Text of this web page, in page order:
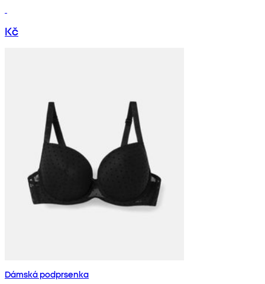
Kč
Dámská podprsenka